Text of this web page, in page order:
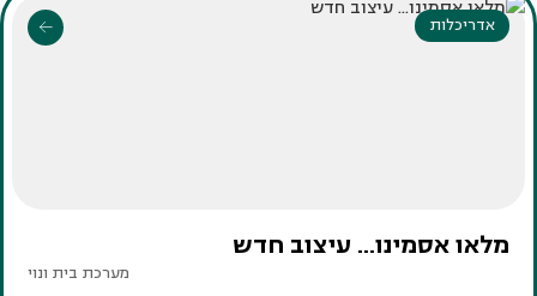
אדריכלות
מלאו אסמינו... עיצוב חדש
מערכת בית ונוי